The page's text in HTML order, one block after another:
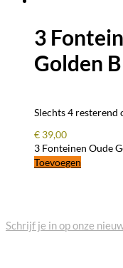
3
Golden
Slechts 4 resterend
€ 39,00
3 Fonteinen Oude
Toevoegen
Schrijf je in op onze